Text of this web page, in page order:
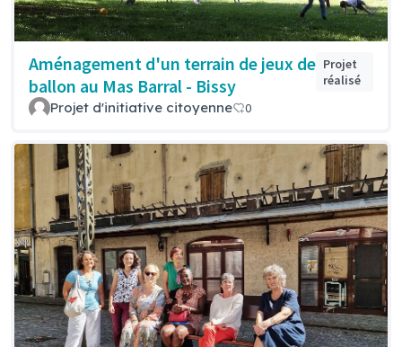
Aménagement d'un terrain de jeux de
ballon au Mas Barral - Bissy
Projet
réalisé
Projet d'initiative citoyenne 0